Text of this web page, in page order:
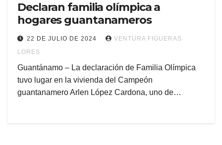
Declaran familia olímpica a
hogares guantanameros
22 DE JULIO DE 2024
VENTURA FIGUERAS
LORES
Guantánamo – La declaración de Familia Olímpica
tuvo lugar en la vivienda del Campeón
guantanamero Arlen López Cardona, uno de…